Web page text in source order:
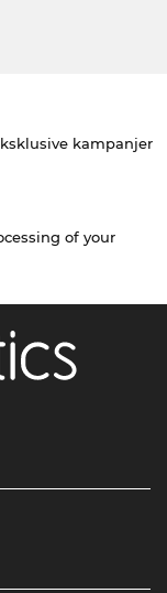
kampanjer
of your